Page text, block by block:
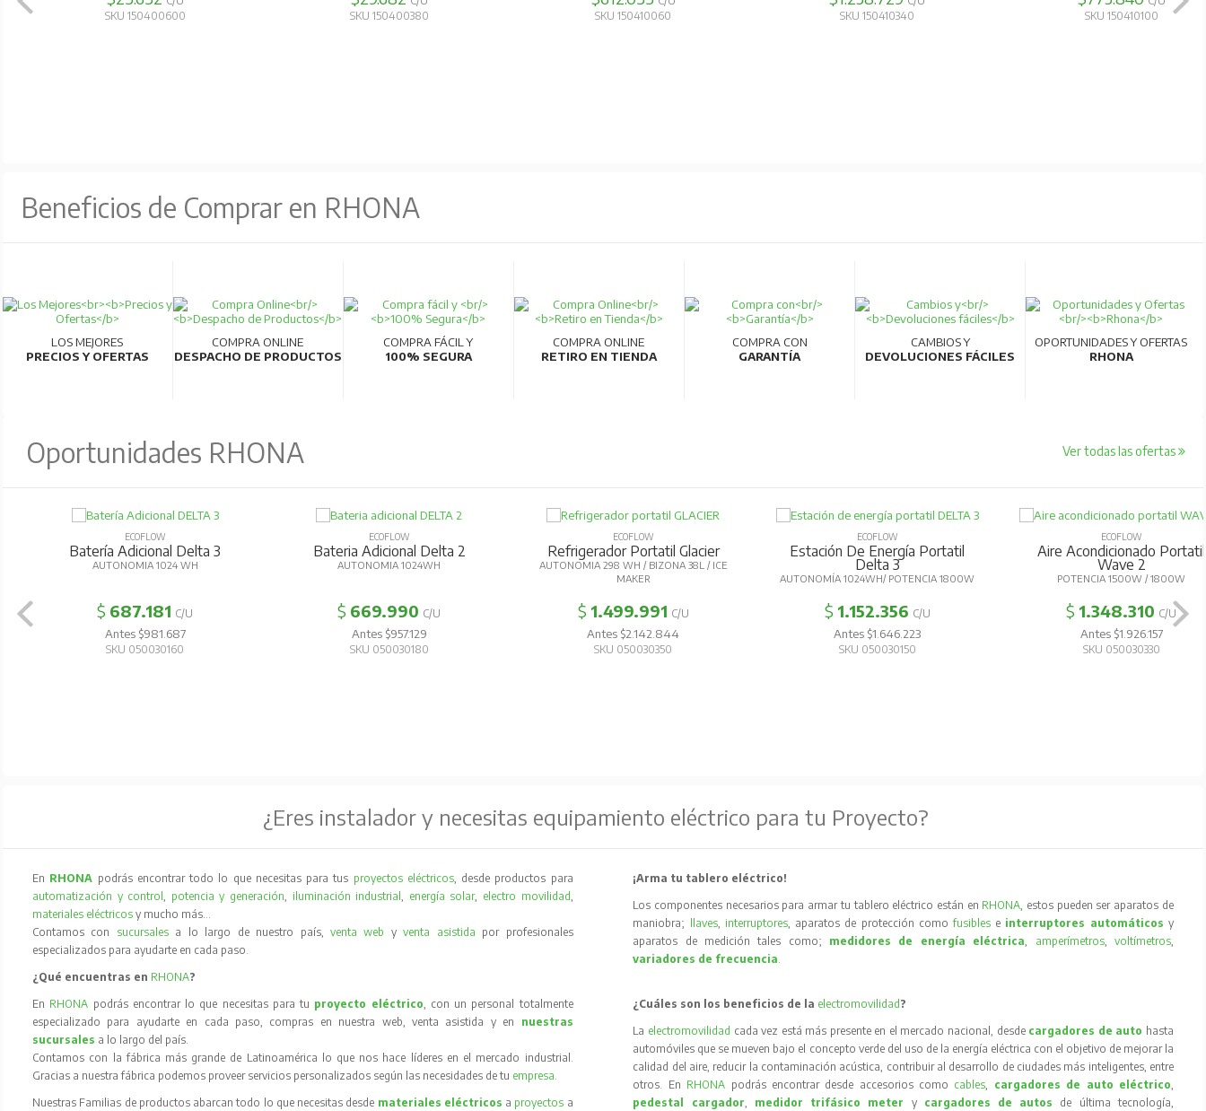
SKU 150400600
SKU 150400380
SKU 150410060
SKU 150410340
SKU 150410100
Beneficios de Comprar en RHONA
LOS MEJORES
PRECIOS Y OFERTAS
COMPRA ONLINE
DESPACHO DE PRODUCTOS
COMPRA FÁCIL Y
100% SEGURA
COMPRA ONLINE
RETIRO EN TIENDA
COMPRA CON
GARANTÍA
CAMBIOS Y
DEVOLUCIONES FÁCILES
OPORTUNIDADES Y OFERTAS
RHONA
Oportunidades RHONA Ver todas las ofertas
ECOFLOW
Batería Adicional Delta 3
AUTONOMIA 1024 WH
$ 687.181 C/U
Antes $981.687
SKU 050030160
ECOFLOW
Bateria Adicional Delta 2
AUTONOMIA 1024WH
$ 669.990 C/U
Antes $957.129
SKU 050030180
ECOFLOW
Refrigerador Portatil Glacier
AUTONOMIA 298 WH / BIZONA 38L / ICE
MAKER
$ 1.499.991 C/U
Antes $2.142.844
SKU 050030350
ECOFLOW
Estación De Energía Portatil
Delta 3
AUTONOMÍA 1024WH/ POTENCIA 1800W
$ 1.152.356 C/U
Antes $1.646.223
SKU 050030150
ECOFLOW
Aire Acondicionado Portatil
Wave 2
POTENCIA 1500W / 1800W
$ 1.348.310 C/U
Antes $1.926.157
SKU 050030330
¿Eres instalador y necesitas equipamiento eléctrico para tu Proyecto?
En RHONA podrás encontrar todo lo que necesitas para tus proyectos eléctricos, desde productos para
automatización y control, potencia y generación, iluminación industrial, energía solar, electro movilidad,
materiales eléctricos y mucho más…
Contamos con sucursales a lo largo de nuestro país, venta web yventa asistida por profesionales
especializados para ayudarte en cada paso.
¿Qué encuentras en RHONA?
En RHONA podrás encontrar lo que necesitas para tu proyecto eléctrico, con un personal totalmente
especializado para ayudarte en cada paso, compras en nuestra web, venta asistida y en nuestras
sucursales a lo largo del país.
Contamos con la fábrica más grande de Latinoamérica lo que nos hace líderes en el mercado industrial.
Gracias a nuestra fábrica podemos proveer servicios personalizados según las necesidades de tu empresa.
Nuestras Familias de productos abarcan todo lo que necesitas desde materiales eléctricos a proyectos a
¡Arma tu tablero eléctrico!
Los componentes necesarios para armar tu tablero eléctrico están en RHONA, estos pueden ser aparatos de
maniobra;
llaves, interruptores, aparatos de protección comofusibles e interruptores automáticos y
aparatos de medición tales como; medidores de energía eléctrica, amperímetros, voltímetros,
variadores de frecuencia.
¿Cuáles son los beneficios de la electromovilidad ?
La electromovilidad cada vez está más presente en el mercado nacional, desde cargadores de auto hasta
automóviles que se mueven bajo el concepto verde del uso de la energía eléctrica con el objetivo de mejorar la
calidad del aire, reducir la contaminación acústica, contribuir al desarrollo de ciudades más inteligentes, entre
otros. En RHONA podrás encontrar desde accesorios como cables, cargadores de auto eléctrico,
pedestal cargador, medidor trifásico meter y cargadores de autos
de última tecnología,